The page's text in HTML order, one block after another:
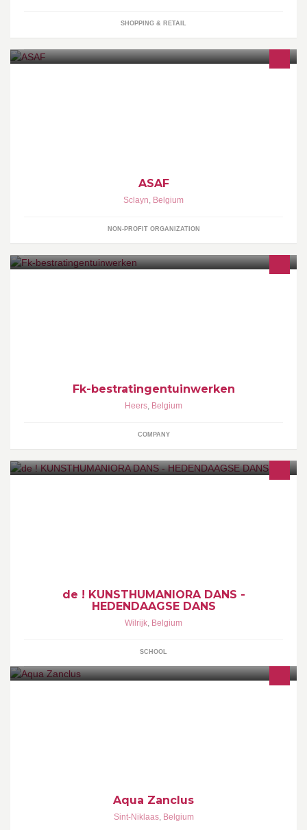
SHOPPING & RETAIL
ASAF
Sclayn, Belgium
NON-PROFIT ORGANIZATION
Fk-bestratingentuinwerken
Heers, Belgium
COMPANY
de ! KUNSTHUMANIORA DANS -
HEDENDAAGSE DANS
Wilrijk, Belgium
SCHOOL
Aqua Zanclus
Sint-Niklaas, Belgium